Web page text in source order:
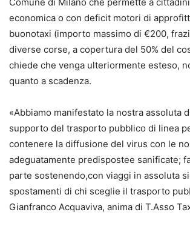
economica o con deficit motori di
buonotaxi (importo massimo di €200,
diverse corse, a copertura del 50% del
chiede che venga ulteriormente esteso,
quanto a scadenza.
«Abbiamo manifestato la nostra assoluta
supporto del trasporto pubblico di linea
contenere la diffusione del virus con le
adeguatamente predispostee sanificate;
parte sostenendo,con viaggi in assoluta
spostamenti di chi sceglie il trasporto
Gianfranco Acquaviva, anima di T.Asso